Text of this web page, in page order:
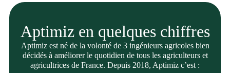
Aptimiz en quelques chiffres
Aptimiz est né de la volonté de 3 ingénieurs agricoles bien
décidés à améliorer le quotidien de tous les agriculteurs et
agricultrices de France. Depuis 2018, Aptimiz c’est :